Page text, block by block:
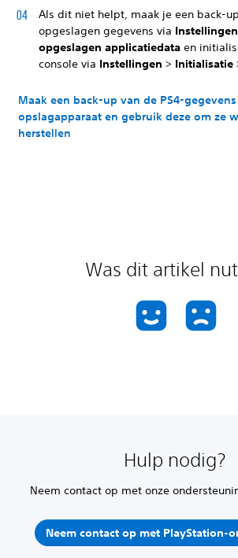
Als dit niet helpt, maak je een back-
opgeslagen gegevens via Instellingen
opgeslagen applicatiedata en
console via Instellingen > Initialisatie
Maak een back-up van de PS4-
opslagapparaat en gebruik deze om ze
herstellen
Was dit artikel
Hulp nodig?
Neem contact op met onze
Neem contact op met PlayStation-